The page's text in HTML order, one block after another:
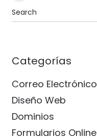
Categorías
Correo Electrónico
Diseño Web
Dominios
Formularios Online